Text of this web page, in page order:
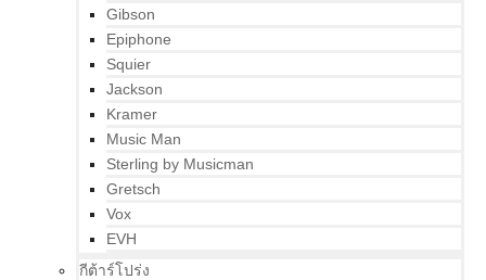
Gibson
Epiphone
Squier
Jackson
Kramer
Music Man
Sterling by Musicman
Gretsch
Vox
EVH
กีต้าร์โปร่ง